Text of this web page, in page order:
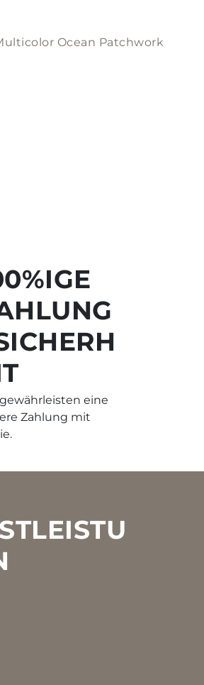
Ocean Patchwork
eine
Zahlung mit